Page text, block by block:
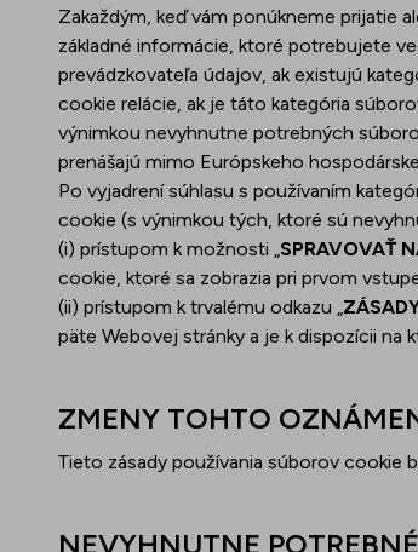
Zakaždým, keď vám ponúkneme prijatie
základné informácie, ktoré potrebujete
prevádzkovateľa údajov, ak existujú
cookie relácie, ak je táto kategória
výnimkou nevyhnutne potrebných
prenášajú mimo Európskeho
Po vyjadrení súhlasu s používaním
cookie (s výnimkou tých, ktoré sú
(i) prístupom k možnosti „SPRAVOVAŤ
cookie, ktoré sa zobrazia pri prvom
(ii) prístupom k trvalému odkazu „
päte Webovej stránky a je k dispozícii na
ZMENY TOHTO
Tieto zásady používania súborov cookie
NEVYHNUTNE